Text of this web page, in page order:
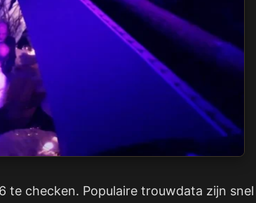
checken. Populaire trouwdata zijn